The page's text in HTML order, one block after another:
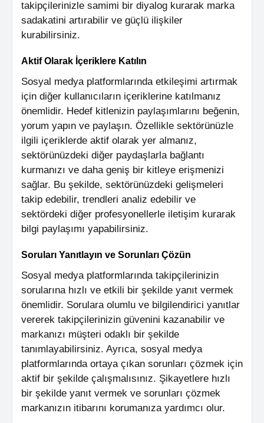
takipçilerinizle samimi bir diyalog kurarak marka
sadakatini artırabilir ve güçlü ilişkiler
kurabilirsiniz.
Aktif Olarak İçeriklere Katılın
Sosyal medya platformlarında etkileşimi artırmak
için diğer kullanıcıların içeriklerine katılmanız
önemlidir. Hedef kitlenizin paylaşımlarını beğenin,
yorum yapın ve paylaşın. Özellikle sektörünüzle
ilgili içeriklerde aktif olarak yer almanız,
sektörünüzdeki diğer paydaşlarla bağlantı
kurmanızı ve daha geniş bir kitleye erişmenizi
sağlar. Bu şekilde, sektörünüzdeki gelişmeleri
takip edebilir, trendleri analiz edebilir ve
sektördeki diğer profesyonellerle iletişim kurarak
bilgi paylaşımı yapabilirsiniz.
Soruları Yanıtlayın ve Sorunları Çözün
Sosyal medya platformlarında takipçilerinizin
sorularına hızlı ve etkili bir şekilde yanıt vermek
önemlidir. Sorulara olumlu ve bilgilendirici yanıtlar
vererek takipçilerinizin güvenini kazanabilir ve
markanızı müşteri odaklı bir şekilde
tanımlayabilirsiniz. Ayrıca, sosyal medya
platformlarında ortaya çıkan sorunları çözmek için
aktif bir şekilde çalışmalısınız. Şikayetlere hızlı
bir şekilde yanıt vermek ve sorunları çözmek
markanızın itibarını korumanıza yardımcı olur.